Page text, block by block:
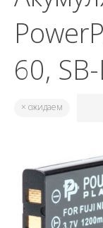
60,
× ожидаем